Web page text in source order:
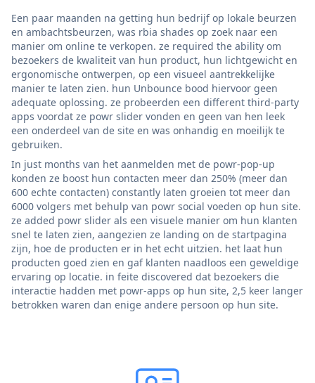
Een paar maanden na getting hun bedrijf op lokale beurzen
en ambachtsbeurzen, was rbia shades op zoek naar een
manier om online te verkopen. ze required the ability om
bezoekers de kwaliteit van hun product, hun lichtgewicht en
ergonomische ontwerpen, op een visueel aantrekkelijke
manier te laten zien. hun Unbounce bood hiervoor geen
adequate oplossing. ze probeerden een different third-party
apps voordat ze powr slider vonden en geen van hen leek
een onderdeel van de site en was onhandig en moeilijk te
gebruiken.
In just months van het aanmelden met de powr-pop-up
konden ze boost hun contacten meer dan 250% (meer dan
600 echte contacten) constantly laten groeien tot meer dan
6000 volgers met behulp van powr social voeden op hun site.
ze added powr slider als een visuele manier om hun klanten
snel te laten zien, aangezien ze landing on de startpagina
zijn, hoe de producten er in het echt uitzien. het laat hun
producten goed zien en gaf klanten naadloos een geweldige
ervaring op locatie. in feite discovered dat bezoekers die
interactie hadden met powr-apps op hun site, 2,5 keer langer
betrokken waren dan enige andere persoon op hun site.